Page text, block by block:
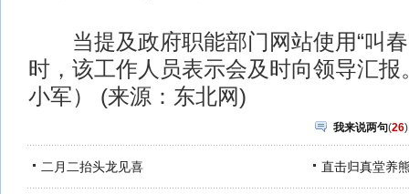
当提及政府职能部门网站使用“叫春
时，该工作人员表示会及时向领导汇报
小军） (来源：东北网)
我来说两句(26)
二月二抬头龙见喜 直击归真堂养